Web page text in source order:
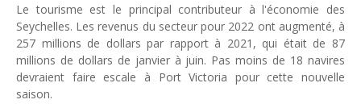
Tourisme : l'Afrique fait le pari du luxe et de la durabilité
Unknown-May 03 2026
Economie : quand le roi dollar grince
Unknown - Apr 26 2026
Tourisme : le Maroc confirme sa vitalité
Le tourisme est le principal contributeur à l'économie des
Seychelles. Les revenus du secteur pour 2022 ont augmenté, à
257 millions de dollars par rapport à 2021, qui était de 87
millions de dollars de janvier à juin. Pas moins de 18 navires
devraient faire escale à Port Victoria pour cette nouvelle
saison.